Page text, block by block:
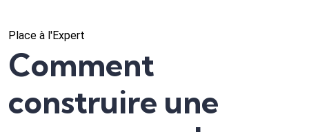
Place à l'Expert
Comment
construire une